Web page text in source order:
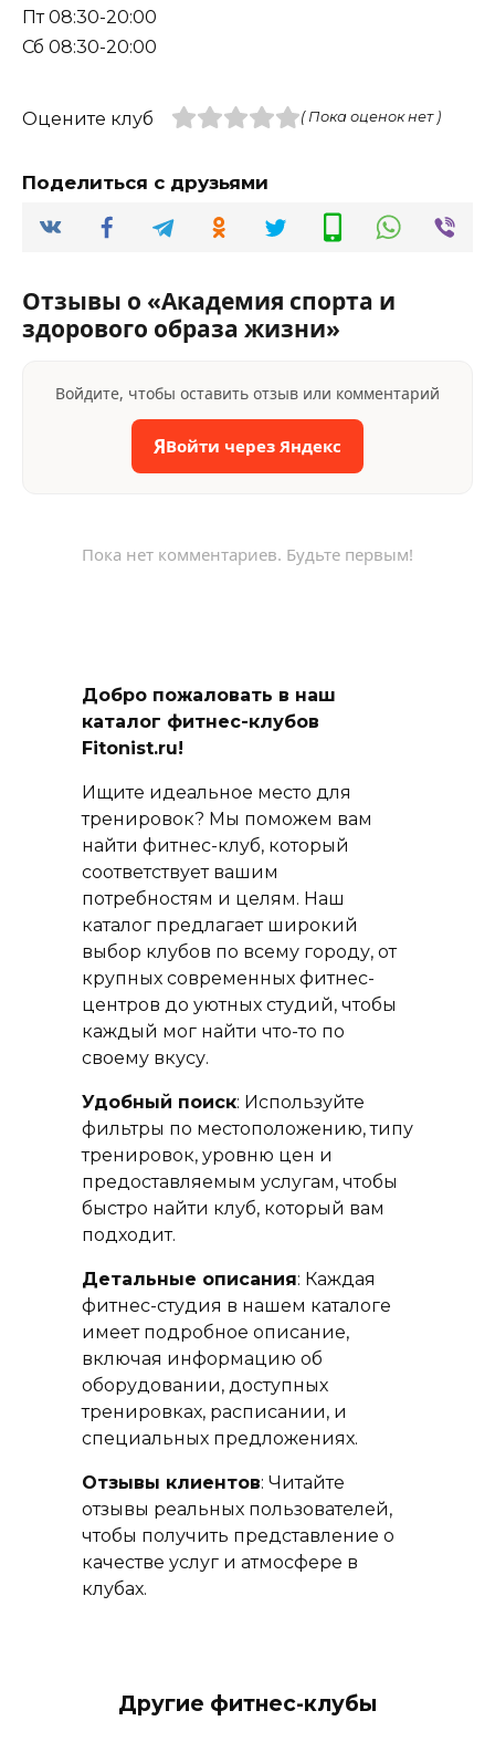
Пт 08:30-20:00
Сб 08:30-20:00
Оцените клуб ( Пока оценок нет )
Поделиться с друзьями
Отзывы о «Академия спорта и
здорового образа жизни»
Войдите, чтобы оставить отзыв или комментарий
ЯВойти через Яндекс
Пока нет комментариев. Будьте первым!
Добро пожаловать в наш
каталог фитнес-клубов
Fitonist.ru!
Ищите идеальное место для
тренировок? Мы поможем вам
найти фитнес-клуб, который
соответствует вашим
потребностям и целям. Наш
каталог предлагает широкий
выбор клубов по всему городу, от
крупных современных фитнес-
центров до уютных студий, чтобы
каждый мог найти что-то по
своему вкусу.
Удобный поиск: Используйте
фильтры по местоположению, типу
тренировок, уровню цен и
предоставляемым услугам, чтобы
быстро найти клуб, который вам
подходит.
Детальные описания: Каждая
фитнес-студия в нашем каталоге
имеет подробное описание,
включая информацию об
оборудовании, доступных
тренировках, расписании, и
специальных предложениях.
Отзывы клиентов: Читайте
отзывы реальных пользователей,
чтобы получить представление о
качестве услуг и атмосфере в
клубах.
Другие фитнес-клубы